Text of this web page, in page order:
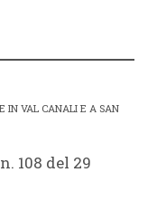
IN VAL CANALI E A SAN
108 del 29